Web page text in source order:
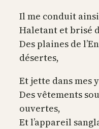
Il me conduit
Haletant et brisé
Des plaines de
désertes,
Et jette dans mes
Des vêtements
ouvertes,
Et l’appareil